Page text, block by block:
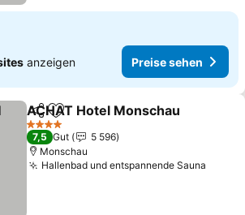
anzeigen Preise sehen
TeilenZu Favoriten hinzufügen
ACHAT Hotel Monschau
4 Sterne
7,5 Gut
5 596
Monschau
Hallenbad und entspannende Sauna